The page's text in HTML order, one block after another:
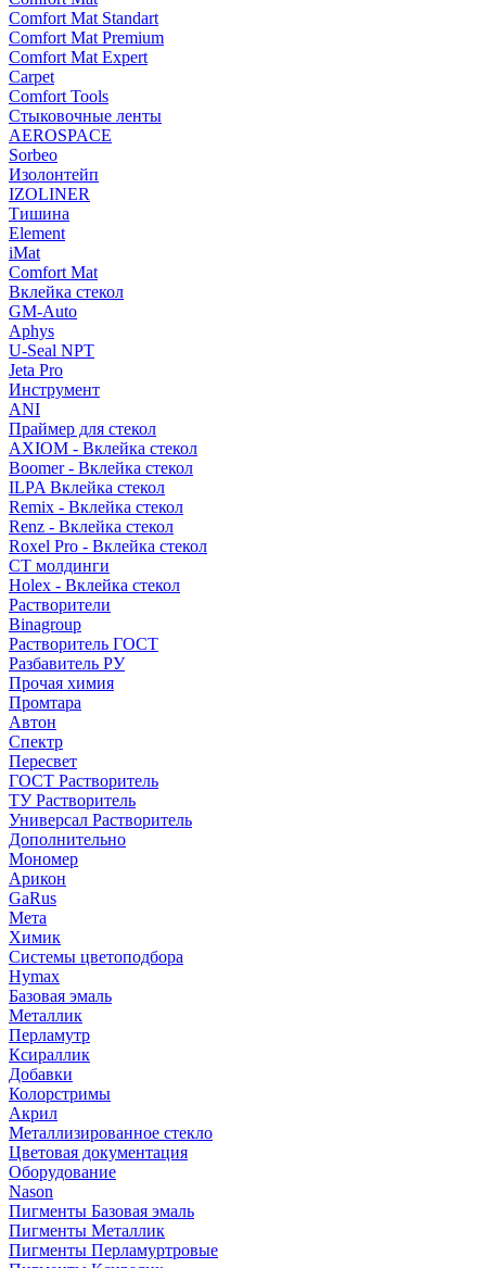
Comfort Mat Standart
Comfort Mat Premium
Comfort Mat Expert
Carpet
Comfort Tools
Стыковочные ленты
AEROSPACE
Sorbeo
Изолонтейп
IZOLINER
Тишина
Element
iMat
Comfort Mat
Вклейка стекол
GM-Auto
Aphys
U-Seal NPT
Jeta Pro
Инструмент
ANI
Праймер для стекол
AXIOM - Вклейка стекол
Boomer - Вклейка стекол
ILPA Вклейка стекол
Remix - Вклейка стекол
Renz - Вклейка стекол
Roxel Pro - Вклейка стекол
СТ молдинги
Holex - Вклейка стекол
Растворители
Binagroup
Растворитель ГОСТ
Разбавитель РУ
Прочая химия
Промтара
Автон
Спектр
Пересвет
ГОСТ Растворитель
ТУ Растворитель
Универсал Растворитель
Дополнительно
Мономер
Арикон
GaRus
Мета
Химик
Системы цветоподбора
Hymax
Базовая эмаль
Металлик
Перламутр
Ксираллик
Добавки
Колорстримы
Акрил
Металлизированное стекло
Цветовая документация
Оборудование
Nason
Пигменты Базовая эмаль
Пигменты Металлик
Пигменты Перламуртровые